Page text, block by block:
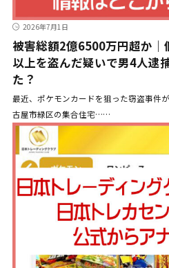
2026年7月1日
被害総額2億6500万円超か
以上を盗んだ疑いで男4人逮
た？
最近、ポケモンカードを狙った窃盗事件
古屋市緑区の集合住宅……